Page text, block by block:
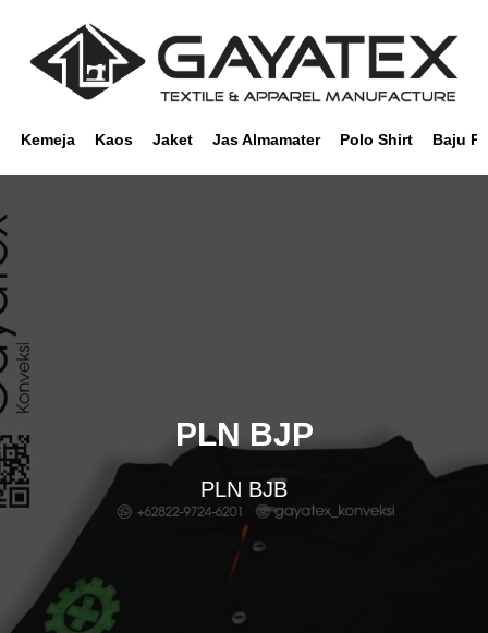
Kemeja Kaos Jaket Jas Almamater Polo Shirt Baju
PLN BJP
PLN BJB